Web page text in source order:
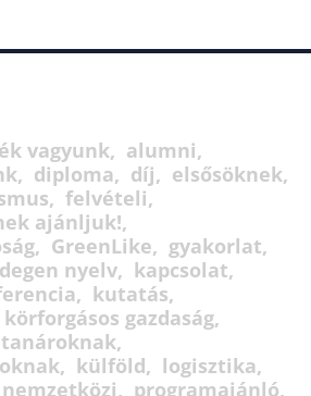
vagyunk
alumni
diploma díj
elsősöknek
felvételi
ajánljuk!
GreenLike
gyakorlat
nyelv
kapcsolat
kutatás
körforgásos gazdaság
külföld
logisztika
nemzetközi
programajánló